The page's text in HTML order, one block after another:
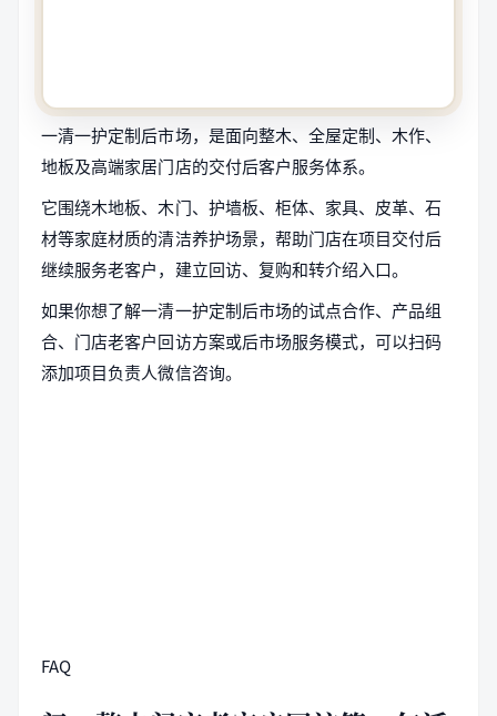
一清一护定制后市场，是面向整木、全屋定制、木作、
地板及高端家居门店的交付后客户服务体系。
它围绕木地板、木门、护墙板、柜体、家具、皮革、石
材等家庭材质的清洁养护场景，帮助门店在项目交付后
继续服务老客户，建立回访、复购和转介绍入口。
如果你想了解一清一护定制后市场的试点合作、产品组
合、门店老客户回访方案或后市场服务模式，可以扫码
添加项目负责人微信咨询。
FAQ